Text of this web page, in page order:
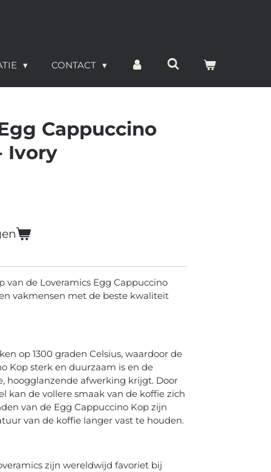
CONTACT
Cappuccino
Ivory
van de Loveramics Egg Cappuccino
vakmensen met de beste kwaliteit
op 1300 graden Celsius, waardoor de
Kop sterk en duurzaam is en de
hoogglanzende afwerking krijgt. Door
kan de vollere smaak van de koffie zich
van de Egg Cappuccino Kop zijn
van de koffie langer vast te houden.
zijn wereldwijd favoriet bij